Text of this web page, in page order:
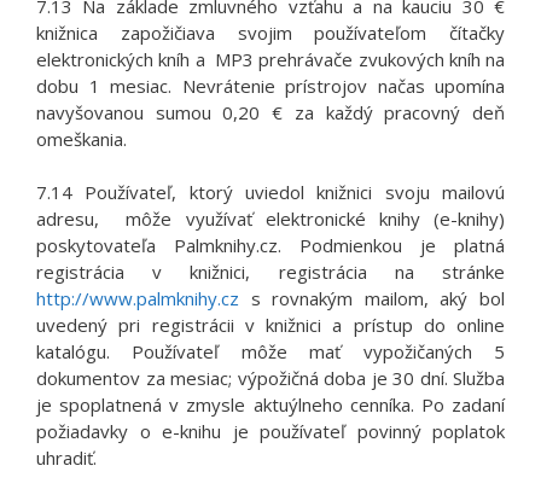
7.13 Na základe zmluvného vzťahu a na kauciu 30 €
knižnica zapožičiava svojim používateľom čítačky
elektronických kníh a MP3 prehrávače zvukových kníh na
dobu 1 mesiac. Nevrátenie prístrojov načas upomína
navyšovanou sumou 0,20 € za každý pracovný deň
omeškania.
7.14 Používateľ, ktorý uviedol knižnici svoju mailovú
adresu, môže využívať elektronické knihy (e-knihy)
poskytovateľa Palmknihy.cz. Podmienkou je platná
registrácia v knižnici, registrácia na stránke
http://www.palmknihy.cz s rovnakým mailom, aký bol
uvedený pri registrácii v knižnici a prístup do online
katalógu. Používateľ môže mať vypožičaných 5
dokumentov za mesiac; výpožičná doba je 30 dní. Služba
je spoplatnená v zmysle aktuýlneho cenníka. Po zadaní
požiadavky o e-knihu je používateľ povinný poplatok
uhradiť.